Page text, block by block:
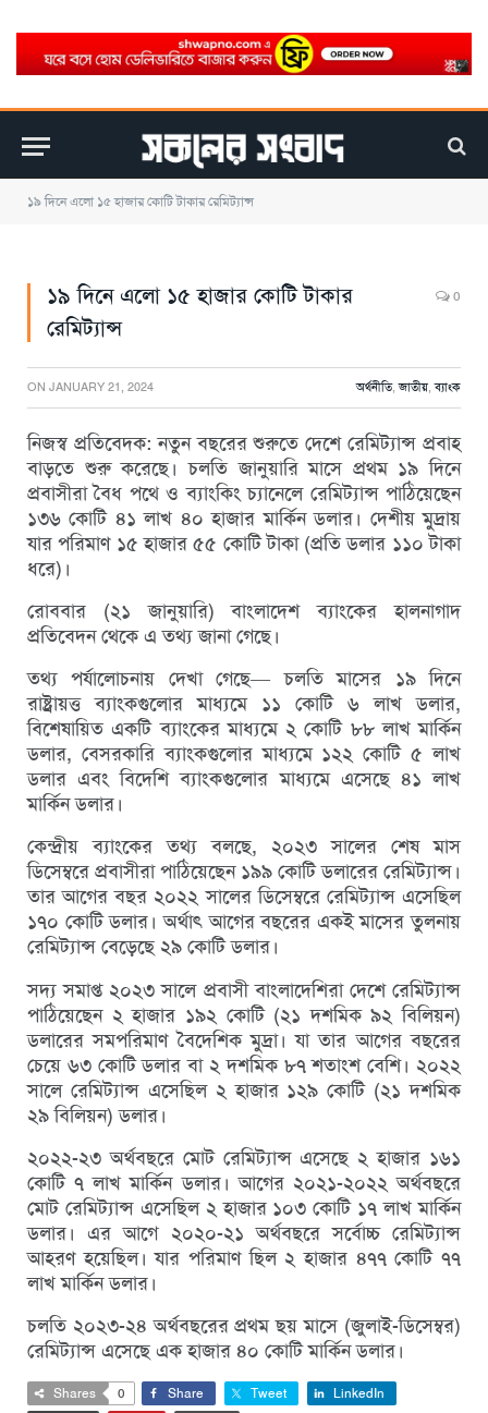
১৯ দিনে এলো ১৫ হাজার কোটি টাকার রেমিট্যান্স
১৯ দিনে এলো ১৫ হাজার কোটি টাকার
রেমিট্যান্স
0
ON JANUARY 21, 2024 অর্থনীতি,জাতীয়,ব্যাংক
নিজস্ব প্রতিবেদক: নতুন বছরের শুরুতে দেশে রেমিট্যান্স প্রবাহ
বাড়তে শুরু করেছে। চলতি জানুয়ারি মাসে প্রথম ১৯ দিনে
প্রবাসীরা বৈধ পথে ও ব্যাংকিং চ্যানেলে রেমিট্যান্স পাঠিয়েছেন
১৩৬ কোটি ৪১ লাখ ৪০ হাজার মার্কিন ডলার। দেশীয় মুদ্রায়
যার পরিমাণ ১৫ হাজার ৫৫ কোটি টাকা (প্রতি ডলার ১১০ টাকা
ধরে)।
রোববার (২১ জানুয়া‌রি) বাংলাদেশ ব্যাংকের হালনাগাদ
প্রতিবেদন থেকে এ তথ্য জানা গেছে।
তথ্য পর্যালোচনায় দেখা গেছে— চলতি মাসের ১৯ দিনে
রাষ্ট্রায়ত্ত ব্যাংকগুলোর মাধ্যমে ১১ কোটি ৬ লাখ ডলার,
বিশেষায়িত একটি ব্যাংকের মাধ্যমে ২ কোটি ৮৮ লাখ মার্কিন
ডলার, বেসরকারি ব্যাংকগুলোর মাধ্যমে ১২২ কোটি ৫ লাখ
ডলার এবং বিদেশি ব্যাংকগুলোর মাধ্যমে এসেছে ৪১ লাখ
মার্কিন ডলার।
কেন্দ্রীয় ব্যাংকের তথ্য বলছে, ২০২৩ সালের শেষ মাস
ডিসেম্বরে প্রবাসীরা পাঠিয়েছেন ১৯৯ কোটি ডলারের রেমিট্যান্স।
তার আগের বছর ২০২২ সালের ডিসেম্বরে রেমিট্যান্স এসেছিল
১৭০ কোটি ডলার। অর্থাৎ আগের বছরের একই মাসের তুলনায়
রেমিট্যান্স বেড়েছে ২৯ কোটি ডলার।
সদ্য সমাপ্ত ২০২৩ সালে প্রবাসী বাংলাদেশিরা দেশে রেমিট্যান্স
পাঠিয়েছেন ২ হাজার ১৯২ কোটি (২১ দশমিক ৯২ বিলিয়ন)
ডলারের সমপরিমাণ বৈদেশিক মুদ্রা। যা তার আগের বছরের
চেয়ে ৬৩ কোটি ডলার বা ২ দশমিক ৮৭ শতাংশ বেশি। ২০২২
সালে রেমিট্যান্স এসেছিল ২ হাজার ১২৯ কোটি (২১ দশমিক
২৯ বিলিয়ন) ডলার।
২০২২-২৩ অর্থবছরে মোট রেমিট্যান্স এসেছে ২ হাজার ১৬১
কোটি ৭ লাখ মার্কিন ডলার। আগের ২০২১-২০২২ অর্থবছরে
মোট রেমিট্যান্স এসেছিল ২ হাজার ১০৩ কোটি ১৭ লাখ মার্কিন
ডলার। এর আগে ২০২০-২১ অর্থবছরে সর্বোচ্চ রেমিট্যান্স
আহরণ হয়েছিল। যার পরিমাণ ছিল ২ হাজার ৪৭৭ কোটি ৭৭
লাখ মার্কিন ডলার।
চলতি ২০২৩-২৪ অর্থবছরের প্রথম ছয় মাসে (জুলাই-ডিসেম্বর)
রেমিট্যান্স এসেছে এক হাজার ৪০ কোটি মার্কিন ডলার।
Shares 0 Share Tweet
LinkedIn